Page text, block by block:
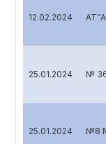
12.02.2024
25.01.2024 № 36
25.01.2024 №8